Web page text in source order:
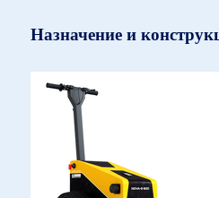
Назначение и